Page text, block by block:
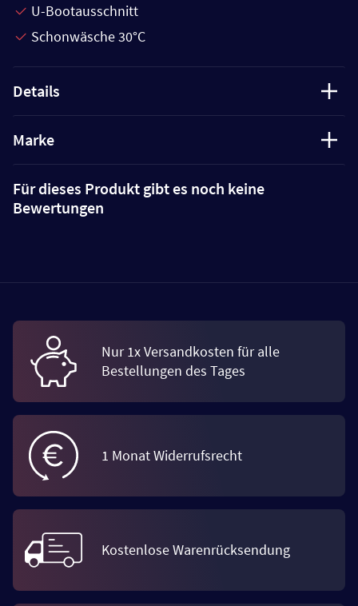
U-Bootausschnitt
Schonwäsche 30°C
Details
Marke
Für dieses Produkt gibt es noch keine
Bewertungen
Nur 1x Versandkosten für alle
Bestellungen des Tages
1 Monat Widerrufsrecht
Kostenlose Warenrücksendung